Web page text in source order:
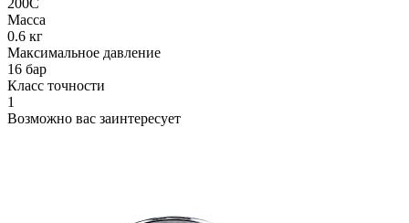
Масса
0.6 кг
Максимальное давление
16 бар
Класс точности
1
Возможно вас заинтересует